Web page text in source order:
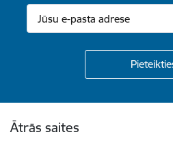
Ātrās saites